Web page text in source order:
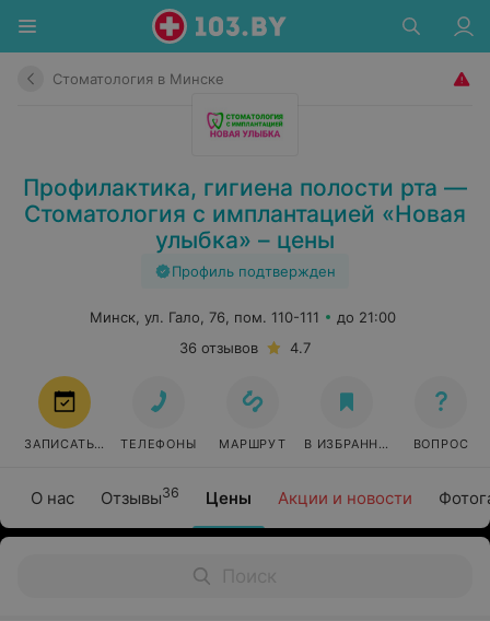
Стоматология в Минске
Профилактика, гигиена полости рта —
Стоматология с имплантацией «Новая
улыбка» – цены
Профиль подтвержден
О нас Отзывы36 Цены Акции и новости
Минск, ул. Гало, 76, пом. 110-111
до 21:00
36 отзывов
4.7
ЗАПИСАТЬСЯ ТЕЛЕФОНЫ МАРШРУТ В ИЗБРАННОЕ ВОПРОС